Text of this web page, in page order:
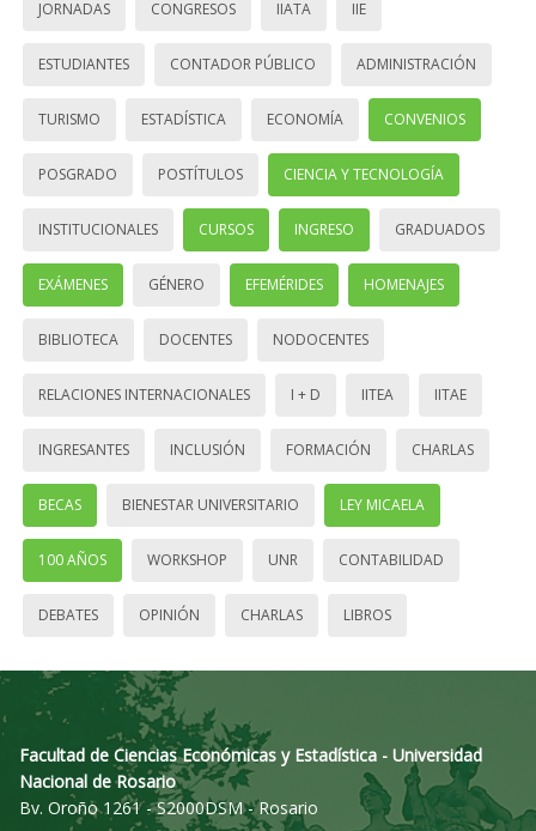
JORNADAS CONGRESOS IIATA IIE
ESTUDIANTES CONTADOR PÚBLICO ADMINISTRACIÓN
TURISMO ESTADÍSTICA ECONOMÍA CONVENIOS
POSGRADO POSTÍTULOS CIENCIA Y TECNOLOGÍA
INSTITUCIONALES CURSOS INGRESO GRADUADOS
EXÁMENES GÉNERO EFEMÉRIDES HOMENAJES
BIBLIOTECA DOCENTES NODOCENTES
RELACIONES INTERNACIONALES I + D IITEA IITAE
INGRESANTES INCLUSIÓN FORMACIÓN CHARLAS
BECAS BIENESTAR UNIVERSITARIO LEY MICAELA
100 AÑOS WORKSHOP UNR CONTABILIDAD
DEBATES OPINIÓN CHARLAS LIBROS
Facultad de Ciencias Económicas y Estadística - Universidad
Nacional de Rosario
Bv. Oroño 1261 - S2000DSM - Rosario